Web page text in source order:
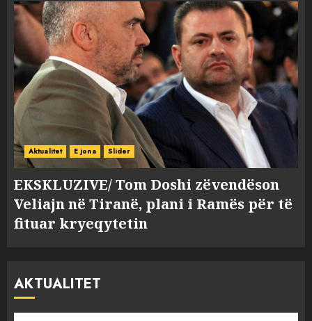
Aktualitet E jona Slider
EKSKLUZIVE/ Tom Doshi zëvendëson
Veliajn në Tiranë, plani i Ramës për të
fituar kryeqytetin
AKTUALITET